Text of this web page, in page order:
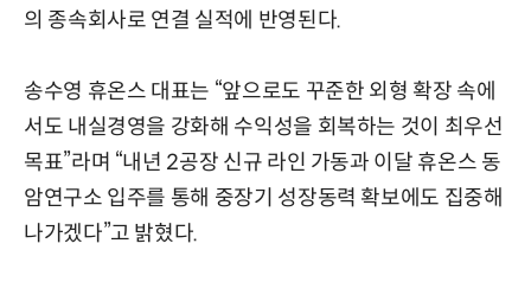
의 종속회사로 연결 실적에 반영된다.
송수영 휴온스 대표는 “앞으로도 꾸준한 외형 확장 속에
서도 내실경영을 강화해 수익성을 회복하는 것이 최우선
목표”라며 “내년 2공장 신규 라인 가동과 이달 휴온스 동
암연구소 입주를 통해 중장기 성장동력 확보에도 집중해
나가겠다”고 밝혔다.